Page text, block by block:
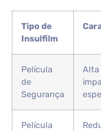
Tipo de
Insulfilm
Película
de
Segurança
Alta
Película